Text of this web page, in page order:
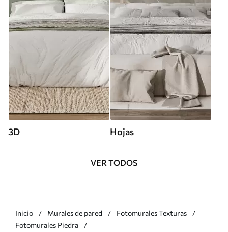
3D Hojas
VER TODOS
Inicio Murales de pared
Fotomurales Texturas
Fotomurales Piedra